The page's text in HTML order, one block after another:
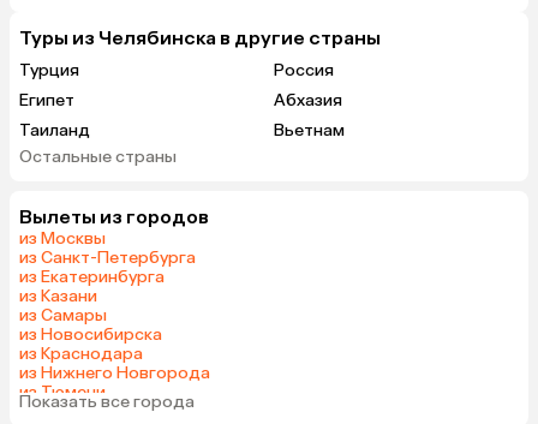
Туры из Челябинска в другие страны
Турция
Россия
Египет
Абхазия
Таиланд
Вьетнам
ОАЭ
Армения
Казахстан
Узбекистан
Катар
Гонконг
Таджикистан
Остальные страны
Вылеты из городов
из Москвы
из Санкт-Петербурга
из Екатеринбурга
из Казани
из Самары
из Новосибирска
из Краснодара
из Нижнего Новгорода
из Тюмени
из Минеральных Вод
Показать все города